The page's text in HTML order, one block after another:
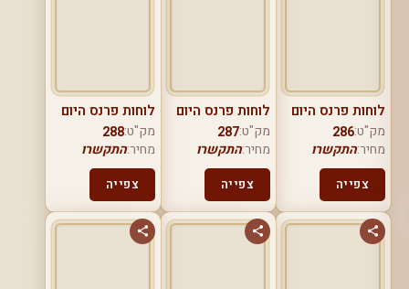
לוחות פרנס היום
מק"ט:286
מחיר:התקשרו
צפייה
לוחות פרנס היום
מק"ט:287
מחיר:התקשרו
צפייה
לוחות פרנס היום
מק"ט:288
מחיר:התקשרו
צפייה